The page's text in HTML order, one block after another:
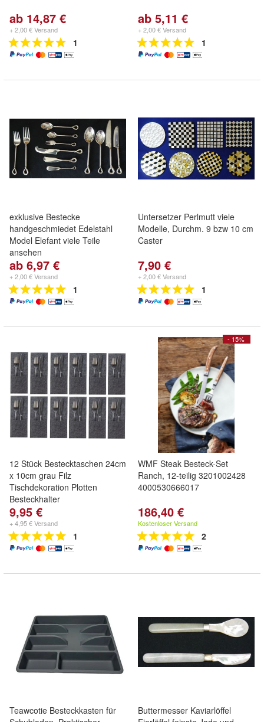
ab 14,87 €
+ 2,00 € Versand
1
ab 5,11 €
+ 2,00 € Versand
1
exklusive Bestecke
handgeschmiedet Edelstahl
Model Elefant viele Teile
ansehen
ab 6,97 €
+ 2,00 € Versand
1
Untersetzer Perlmutt viele
Modelle, Durchm. 9 bzw 10 cm
Caster
7,90 €
+ 2,00 € Versand
1
12 Stück Bestecktaschen 24cm
x 10cm grau Filz
Tischdekoration Plotten
Besteckhalter
9,95 €
+ 4,95 € Versand
1
- 15%
WMF Steak Besteck-Set
Ranch, 12-teilig 3201002428
4000530666017
186,40 €
Kostenloser Versand
2
Teawcotie Besteckkasten für
Buttermesser Kaviarlöffel